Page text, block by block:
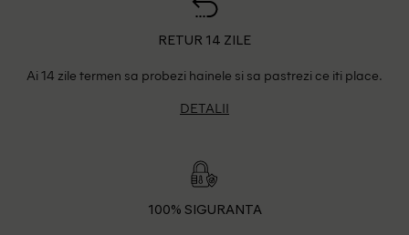
RETUR 14 ZILE
Ai 14 zile termen sa probezi hainele si sa pastrezi ce iti place.
DETALII
100% SIGURANTA